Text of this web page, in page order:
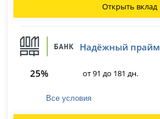
Открыть вклад
Надёжный прайм
25% от 91 до 181 дн.
Все условия